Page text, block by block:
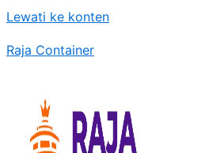
Lewati ke konten
Raja Container